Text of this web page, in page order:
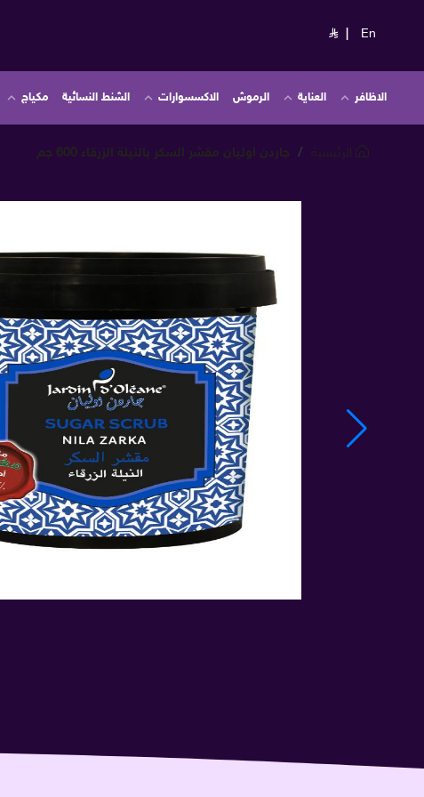
En
الاظافر العناية الرموش الاكسسوارات الشنط النسائية مكياج
الرئيسية جاردن اوليان مقشر السكر بالنيلة الزرقاء 600 جم